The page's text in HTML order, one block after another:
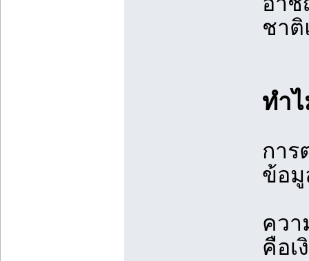
ชาติ
ทำ
การ
ข้อมู
ควา
คือเ